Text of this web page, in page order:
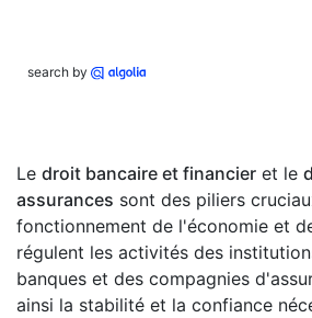
search by
Le droit bancaire et financier et le
assurances sont des piliers
fonctionnement de l'économie et
régulent les activités des
banques et des compagnies
ainsi la stabilité et la confiance